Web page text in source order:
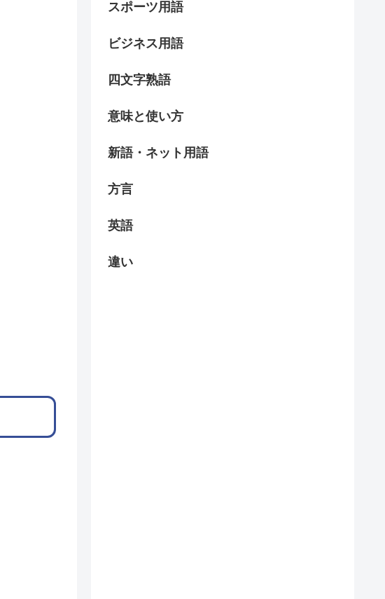
スポーツ用語
ビジネス用語
四文字熟語
意味と使い方
新語・ネット用語
方言
英語
違い